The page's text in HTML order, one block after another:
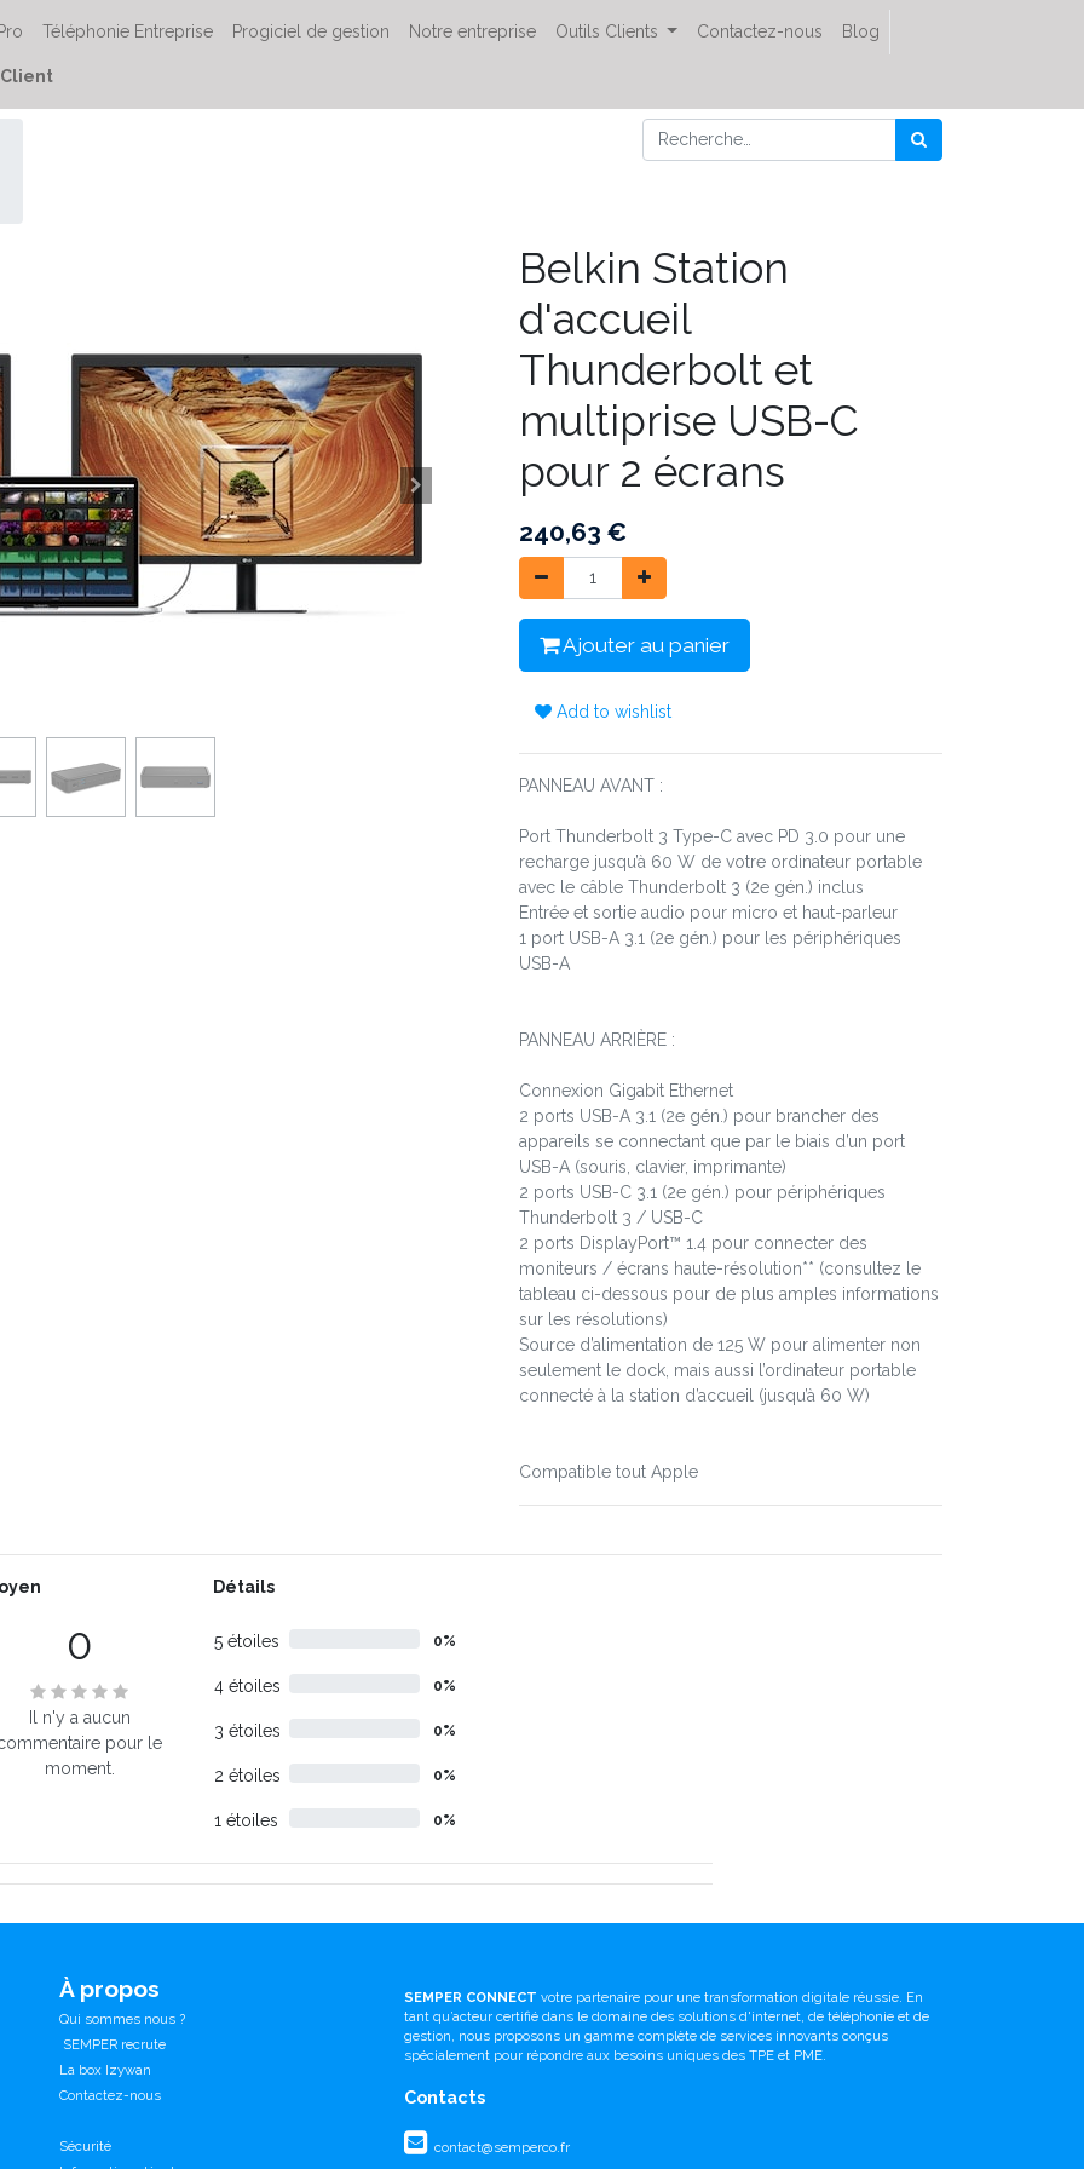
Téléphonie Entreprise Progiciel de gestion Notre entreprise Outils Clients Contactez-nous Blog
Belkin Station
d'accueil
Thunderbolt et
multiprise USB-C
pour 2 écrans
240,63 €
Ajouter au panier
Add to wishlist
PANNEAU AVANT :
Port Thunderbolt 3 Type-C avec PD 3.0 pour une
recharge jusqu’à 60 W de votre ordinateur portable
avec le câble Thunderbolt 3 (2e gén.) inclus
Entrée et sortie audio pour micro et haut-parleur
1 port USB-A 3.1 (2e gén.) pour les périphériques
USB-A
PANNEAU ARRIÈRE :
Connexion Gigabit Ethernet
2 ports USB-A 3.1 (2e gén.) pour brancher des
appareils se connectant que par le biais d’un port
USB-A (souris, clavier, imprimante)
2 ports USB-C 3.1 (2e gén.) pour périphériques
Thunderbolt 3 / USB-C
2 ports DisplayPort™ 1.4 pour connecter des
moniteurs / écrans haute-résolution** (consultez le
tableau ci-dessous pour de plus amples informations
sur les résolutions)
Source d’alimentation de 125 W pour alimenter non
seulement le dock, mais aussi l’ordinateur portable
connecté à la station d’accueil (jusqu’à 60 W)
Compatible tout Apple
0
Il n'y a aucun
pour le
moment.
Détails
5 étoiles 0%
4 étoiles 0%
3 étoiles 0%
2 étoiles 0%
1 étoiles 0%
À propos
Qui sommes nous ?
SEMPER recrute
La box Izywan
Contactez-nous
Sécurité
SEMPER CONNECT votre partenaire pour une transformation digitale réussie. En
tant qu’acteur certifié dans le domaine des solutions d'internet, de téléphonie et de
gestion, nous proposons un gamme complète de services innovants conçus
spécialement pour répondre aux besoins uniques des TPE et PME.
Contacts
contact@semperco.fr